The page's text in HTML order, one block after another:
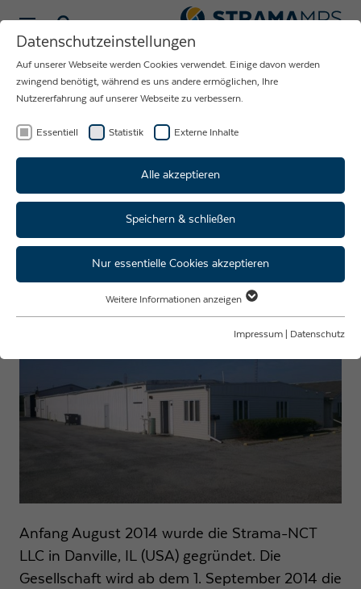
NEUIGKEITEN
RUND UM DAS
UNTERNEHMEN
STRAMA-MPS
Strama-MPS erwirbt 30% an
der Strama-NCT LLC in den
USA
Anfang August 2014 wurde die Strama-NCT
LLC in Danville, IL (USA) gegründet. Die
Gesellschaft wird ab dem 1. September 2014 die
Datenschutzeinstellungen
Auf unserer Webseite werden Cookies verwendet. Einige davon werden
zwingend benötigt, während es uns andere ermöglichen, Ihre
Nutzererfahrung auf unserer Webseite zu verbessern.
Essentiell Statistik Externe Inhalte
Alle akzeptieren
Speichern & schließen
Nur essentielle Cookies akzeptieren
Essentielle Cookies werden für grundlegende Funktionen der Webseite
Name fe_typo3_user
Strama-MPS Maschinenbau GmbH & Co. KG
Behält die Zustände des Benutzers bei allen
Name cookie_optin
Cookie-Informationen anzeigen
Google LLC
Laufzeit 2 Jahre
Externe Inhalte
Wir verwenden auf unserer Website externe Inhalte, um Ihnen zusätzliche
Weitere Informationen anzeigen
Impressum Datenschutz